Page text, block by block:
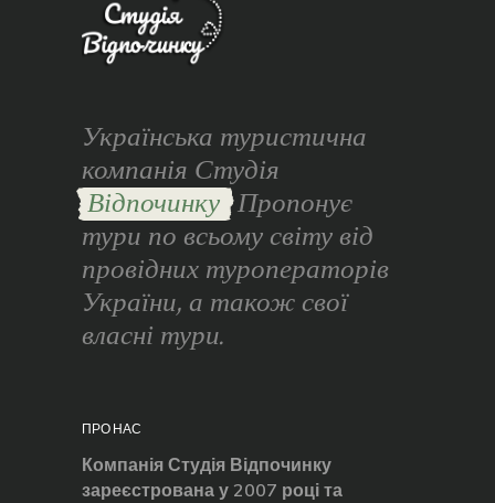
Українська туристична
компанія Студія
Відпочинку Пропонує
тури по всьому світу від
провідних туроператорів
України, а також свої
власні тури.
ПРО НАС
Компанія Студія Відпочинку
зареєстрована у 2007 році та